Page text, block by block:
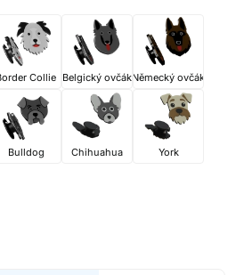
Collie Belgický ovčákNěmecký ovčák
Bulldog Chihuahua York